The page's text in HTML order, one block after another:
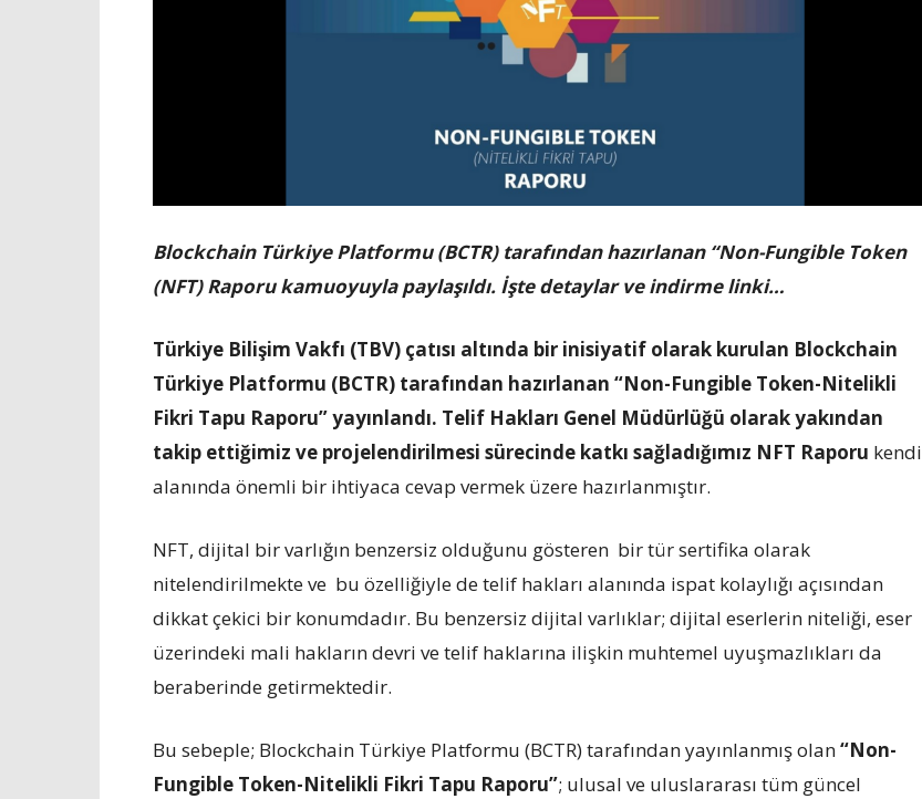
Blockchain Türkiye Platformu (BCTR) tarafından hazırlanan “Non-Fungible Token
(NFT) Raporu kamuoyuyla paylaşıldı. İşte detaylar ve indirme linki…
Türkiye Bilişim Vakfı (TBV) çatısı altında bir inisiyatif olarak kurulan Blockchain
Türkiye Platformu (BCTR) tarafından hazırlanan “Non-Fungible Token-Nitelikli
Fikri Tapu Raporu” yayınlandı. Telif Hakları Genel Müdürlüğü olarak yakından
takip ettiğimiz ve projelendirilmesi sürecinde katkı sağladığımız NFT Raporu kendi
alanında önemli bir ihtiyaca cevap vermek üzere hazırlanmıştır.
NFT, dijital bir varlığın benzersiz olduğunu gösteren bir tür sertifika olarak
nitelendirilmekte ve bu özelliğiyle de telif hakları alanında ispat kolaylığı açısından
dikkat çekici bir konumdadır. Bu benzersiz dijital varlıklar; dijital eserlerin niteliği, eser
üzerindeki mali hakların devri ve telif haklarına ilişkin muhtemel uyuşmazlıkları da
beraberinde getirmektedir.
Bu sebeple; Blockchain Türkiye Platformu (BCTR) tarafından yayınlanmış olan“Non-
Fungible Token-Nitelikli Fikri Tapu Raporu”; ulusal ve uluslararası tüm güncel